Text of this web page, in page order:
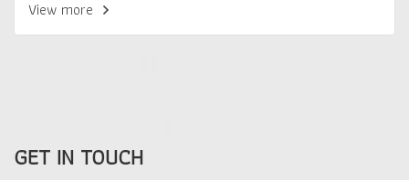
View more
GET IN TOUCH